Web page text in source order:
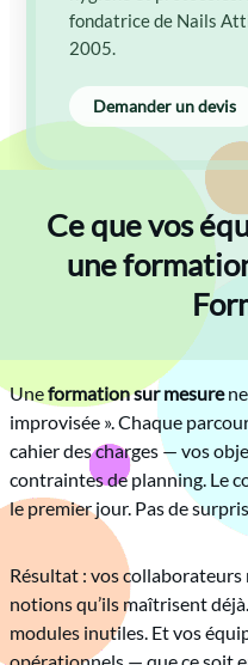
fondatrice de Nails
2005.
Demander un devis
Ce que vos
une
Uneformation sur mesure
improvisée ». Chaque
cahier des charges — vos
contraintes de planning. Le
le premier jour. Pas de
Résultat : vos collaborateurs
notions qu’ils maîtrisent
modules inutiles. Et vos